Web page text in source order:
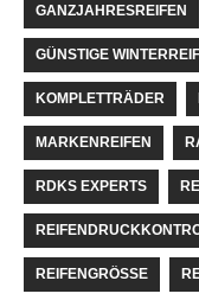
GANZJAHRESREIFEN
GÜNSTIGE
KOMPLETTRÄDER
MARKENREIFEN
RDKS EXPERTS
REIFENGRÖSSE